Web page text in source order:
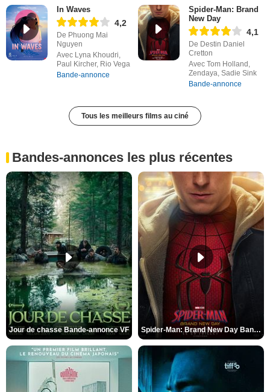
In Waves
4,2
De Phuong Mai
Nguyen
Avec Lyna Khoudri,
Paul Kircher, Rio Vega
Bande-annonce
Spider-Man: Brand
New Day
4,1
De Destin Daniel
Cretton
Avec Tom Holland,
Zendaya, Sadie Sink
Bande-annonce
Tous les meilleurs films au ciné
Bandes-annonces les plus récentes
Jour de chasse Bande-annonce VF Spider-Man: Brand New Day Bande-annonce (3) VO STFR